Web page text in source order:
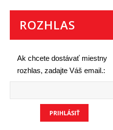
ROZHLAS
Ak chcete dostávať miestny
rozhlas, zadajte Váš email.: